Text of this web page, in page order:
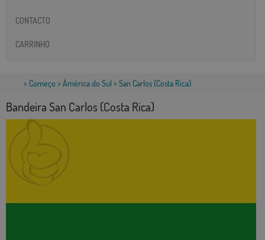
CONTACTO
CARRINHO
> Começo > Ámérica do Sul > San Carlos (Costa Rica)
Bandeira San Carlos (Costa Rica)